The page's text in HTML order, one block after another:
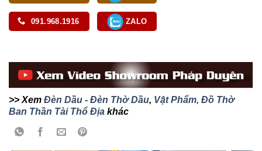
091.968.1916 ZALO
>> Xem Đèn Dầu - Đèn Thờ Dầu, Vật Phẩm, Đồ Thờ
Ban Thần Tài Thổ Địa khác